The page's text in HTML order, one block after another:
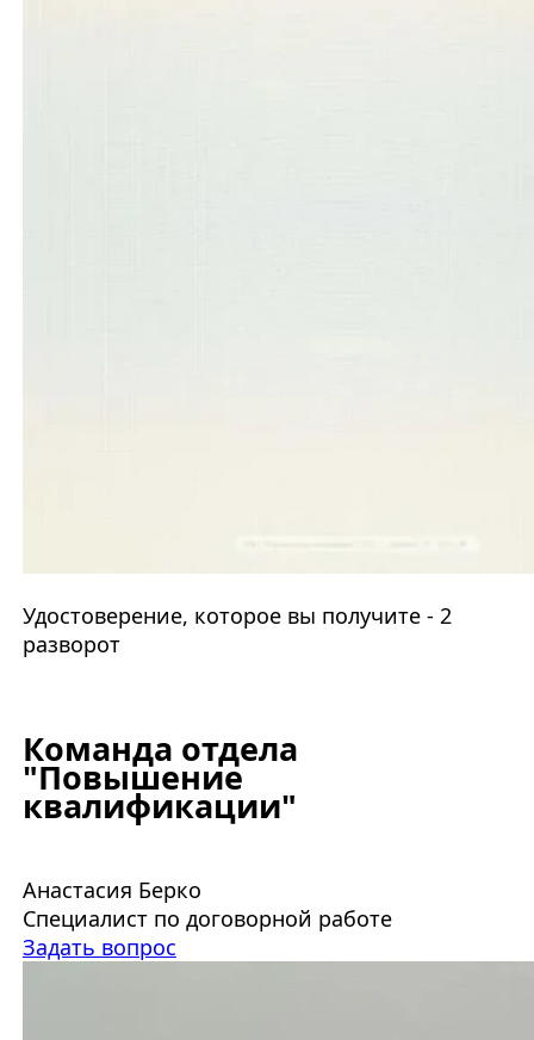
Удостоверение, которое вы получите - 2
разворот
Команда отдела
"Повышение
квалификации"
Анастасия Берко
Специалист по договорной работе
Задать вопрос